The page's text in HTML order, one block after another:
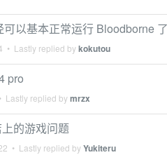
以基本正常运行 Bloodborne 了
• Lastly replied bykokutou
pro
• Lastly replied bymrzx
的游戏问题
• Lastly replied byYukiteru